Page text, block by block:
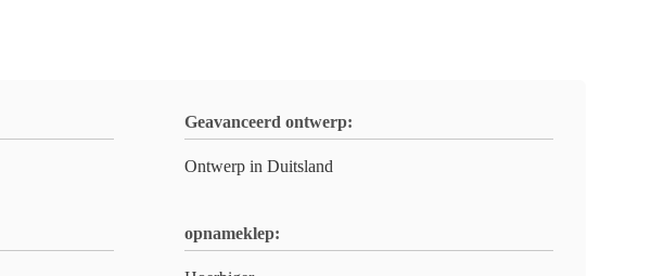
Geavanceerd ontwerp:
Ontwerp in Duitsland
opnameklep: